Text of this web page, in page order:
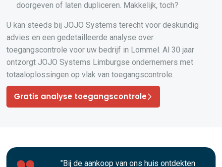
doorgeven of laten dupliceren. Makkelijk, toch?
U kan steeds bij JOJO Systems terecht voor deskundig
advies en een gedetailleerde analyse over
toegangscontrole voor uw bedrijf in Lommel. Al 30 jaar
ontzorgt JOJO Systems Limburgse ondernemers met
totaaloplossingen op vlak van toegangscontrole.
Gratis analyse toegangscontrole
"Bij de aankoop van ons huis ontdekten